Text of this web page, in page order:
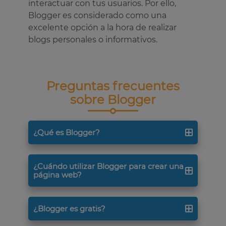
interactuar con tus usuarios. Por ello,
Blogger es considerado como una
excelente opción a la hora de realizar
blogs personales o informativos.
Preguntas frecuentes
sobre Blogger
¿Qué es Blogger?
Blogger es un programa especializado
en la creación de blogs. Este ofrece a
para facilitar la construcción de su sitio
¿Cuándo utilizar Blogger para crear una
página web?
Este programa es considerado por los
usuarios como un excelente sitio para
¿Blogger es gratis?